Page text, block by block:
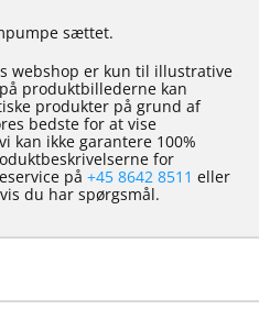
sættet.
webshop er kun til illustrative
produktbillederne kan
produkter på grund af
bedste for at vise
kan ikke garantere 100%
for
på +45 8642 8511 eller
du har spørgsmål.